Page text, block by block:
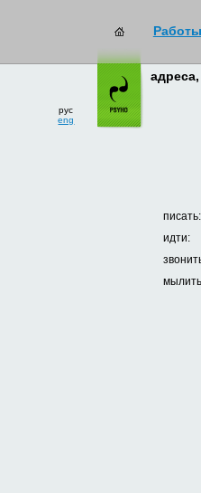
Работы
рус
eng
писать:
идти: